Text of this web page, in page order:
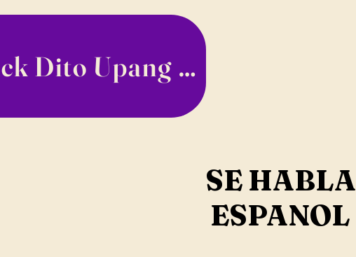
Mag-click Dito Upang Mag-book!!
SE HABLA
ESPANOL